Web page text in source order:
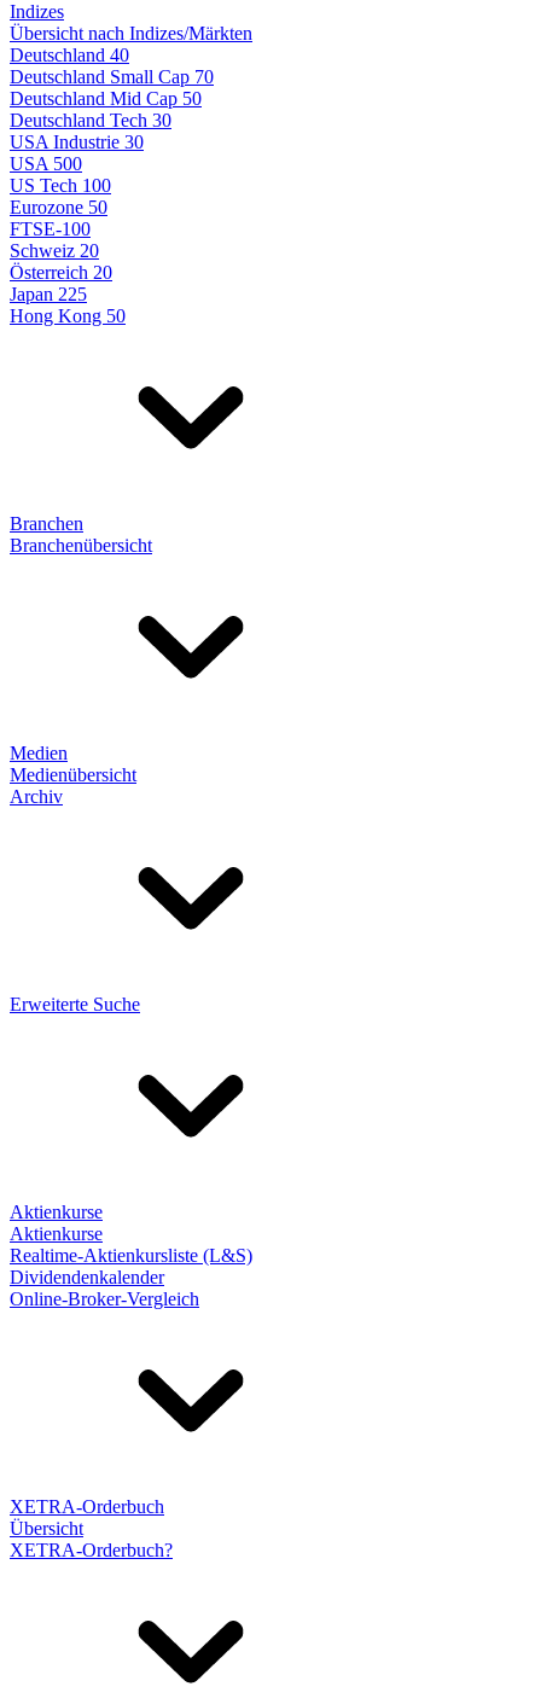
Indizes
Übersicht nach Indizes/Märkten
Deutschland 40
Deutschland Small Cap 70
Deutschland Mid Cap 50
Deutschland Tech 30
USA Industrie 30
USA 500
US Tech 100
Eurozone 50
FTSE-100
Schweiz 20
Österreich 20
Japan 225
Hong Kong 50
Branchen
Branchenübersicht
Medien
Medienübersicht
Archiv
Erweiterte Suche
Aktienkurse
Aktienkurse
Realtime-Aktienkursliste (L&S)
Dividendenkalender
Online-Broker-Vergleich
XETRA-Orderbuch
Übersicht
XETRA-Orderbuch?